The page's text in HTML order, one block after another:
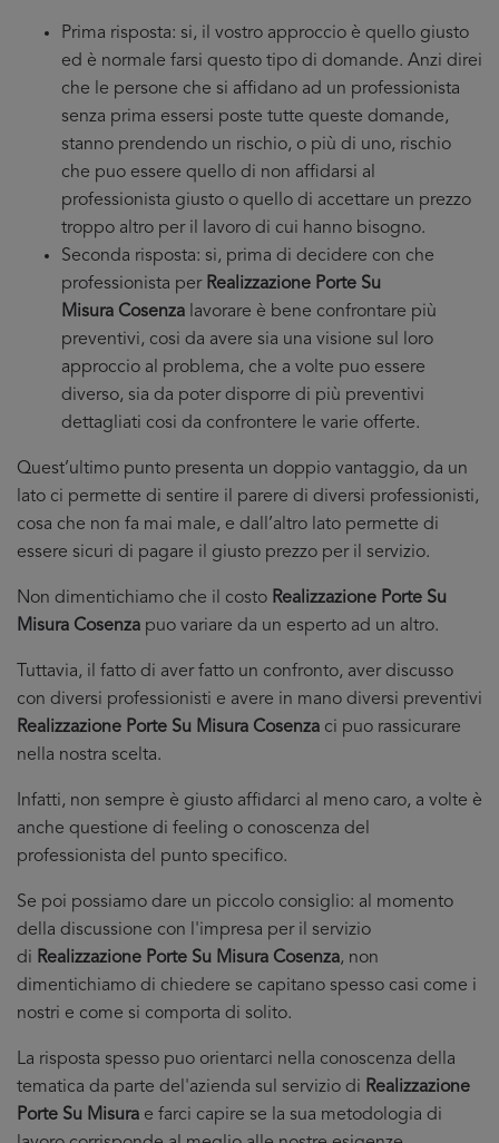
Prima risposta: si, il vostro approccio è quello giusto
ed è normale farsi questo tipo di domande. Anzi direi
che le persone che si affidano ad un professionista
senza prima essersi poste tutte queste domande,
stanno prendendo un rischio, o più di uno, rischio
che puo essere quello di non affidarsi al
professionista giusto o quello di accettare un prezzo
troppo altro per il lavoro di cui hanno bisogno.
Seconda risposta: si, prima di decidere con che
professionista per Realizzazione Porte Su
Misura Cosenza lavorare è bene confrontare più
preventivi, cosi da avere sia una visione sul loro
approccio al problema, che a volte puo essere
diverso, sia da poter disporre di più preventivi
dettagliati cosi da confrontere le varie offerte.
Quest’ultimo punto presenta un doppio vantaggio, da un
lato ci permette di sentire il parere di diversi professionisti,
cosa che non fa mai male, e dall’altro lato permette di
essere sicuri di pagare il giusto prezzo per il servizio.
Non dimentichiamo che il costo Realizzazione Porte Su
Misura Cosenza puo variare da un esperto ad un altro.
Tuttavia, il fatto di aver fatto un confronto, aver discusso
con diversi professionisti e avere in mano diversi preventivi
Realizzazione Porte Su Misura Cosenza ci puo rassicurare
nella nostra scelta.
Infatti, non sempre è giusto affidarci al meno caro, a volte è
anche questione di feeling o conoscenza del
professionista del punto specifico.
Se poi possiamo dare un piccolo consiglio: al momento
della discussione con l'impresa per il servizio
di Realizzazione Porte Su Misura Cosenza, non
dimentichiamo di chiedere se capitano spesso casi come i
nostri e come si comporta di solito.
La risposta spesso puo orientarci nella conoscenza della
tematica da parte del'azienda sul servizio di Realizzazione
Porte Su Misura e farci capire se la sua metodologia di